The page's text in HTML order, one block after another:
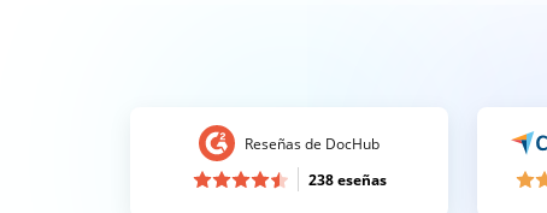
Reseñas de DocHub
238 eseñas